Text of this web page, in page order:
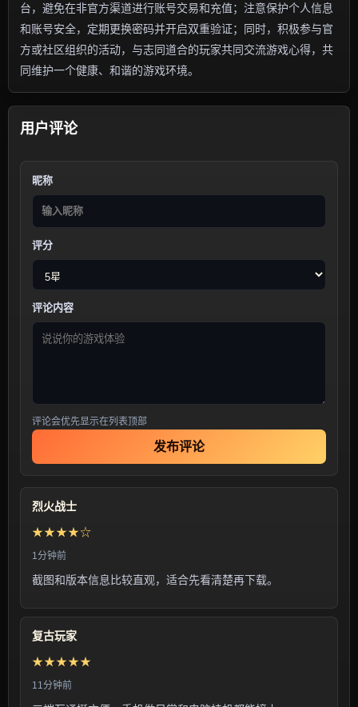
台，避免在非官方渠道进行账号交易和充值；注意保护个人信息
和账号安全，定期更换密码并开启双重验证；同时，积极参与官
方或社区组织的活动，与志同道合的玩家共同交流游戏心得，共
同维护一个健康、和谐的游戏环境。
用户评论
昵称
评分
评论内容
评论会优先显示在列表顶部
发布评论
烈火战士
★★★★☆
1分钟前
截图和版本信息比较直观，适合先看清楚再下载。
复古玩家
★★★★★
11分钟前